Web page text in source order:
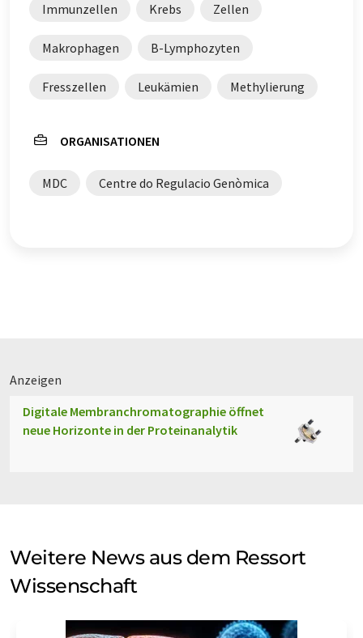
Immunzellen Krebs Zellen
Makrophagen B-Lymphozyten
Fresszellen Leukämien Methylierung
ORGANISATIONEN
MDC Centre do Regulacio Genòmica
Anzeigen
Digitale Membranchromatographie öffnet
neue Horizonte in der Proteinanalytik
Weitere News aus dem Ressort
Wissenschaft